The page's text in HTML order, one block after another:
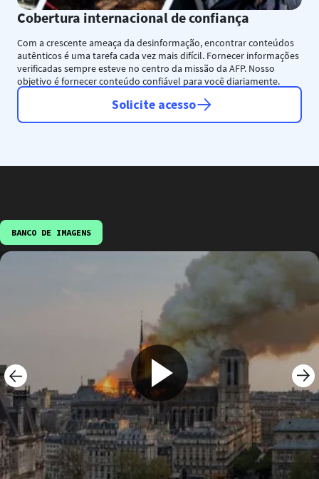
Cobertura internacional de confiança
Com a crescente ameaça da desinformação, encontrar conteúdos
autênticos é uma tarefa cada vez mais difícil. Fornecer informações
verificadas sempre esteve no centro da missão da AFP. Nosso
objetivo é fornecer conteúdo confiável para você diariamente.
Solicite acesso
BANCO DE IMAGENS